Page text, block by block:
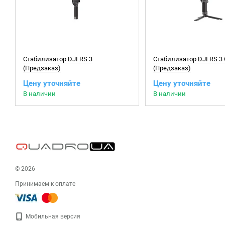
Стабилизатор DJI RS 3
(Предзаказ)
Цену уточняйте
В наличии
Стабилизатор DJI RS 3
(Предзаказ)
Цену уточняйте
В наличии
© 2026
Принимаем к оплате
Мобильная версия